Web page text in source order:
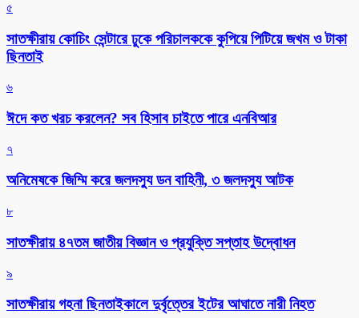
৫
সাতক্ষীরায় কোচিং সেন্টারে ঢুকে পরিচালককে কুপিয়ে পিটিয়ে জখম ও টাকা
ছিনতাই
৬
ঈদে কত খরচ করলেন? সব হিসাব চাইতে পারে এনবিআর
৭
অনিমেষকে জিম্মি করে জলদস্যু ডন বাহিনী, ৩ জলদস্যু আটক
৮
সাতক্ষীরায় ৪৭তম জাতীয় বিজ্ঞান ও প্রযুক্তি সপ্তাহ উদ্বোধন
৯
সাতক্ষীরায় গহনা ছিনতাইকালে দুর্বৃত্তের ইটের আঘাতে নারী নিহত